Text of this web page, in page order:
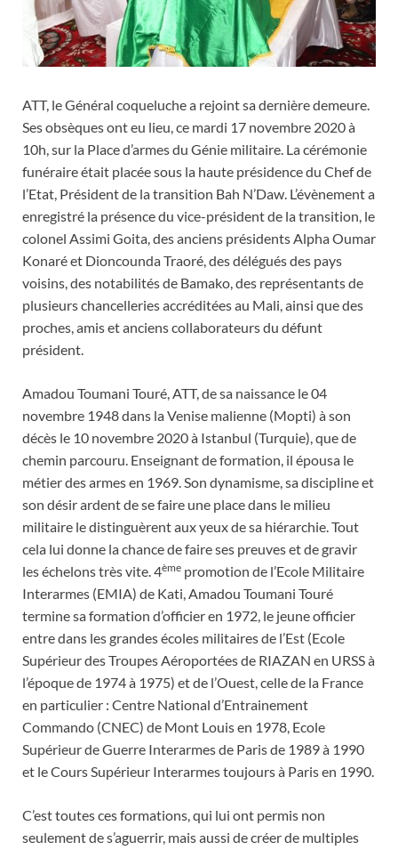
ATT, le Général coqueluche a rejoint sa dernière demeure.
Ses obsèques ont eu lieu, ce mardi 17 novembre 2020 à
10h, sur la Place d’armes du Génie militaire. La cérémonie
funéraire était placée sous la haute présidence du Chef de
l’Etat, Président de la transition Bah N’Daw. L’évènement a
enregistré la présence du vice-président de la transition, le
colonel Assimi Goita, des anciens présidents Alpha Oumar
Konaré et Dioncounda Traoré, des délégués des pays
voisins, des notabilités de Bamako, des représentants de
plusieurs chancelleries accréditées au Mali, ainsi que des
proches, amis et anciens collaborateurs du défunt
président.
Amadou Toumani Touré, ATT, de sa naissance le 04
novembre 1948 dans la Venise malienne (Mopti) à son
décès le 10 novembre 2020 à Istanbul (Turquie), que de
chemin parcouru. Enseignant de formation, il épousa le
métier des armes en 1969. Son dynamisme, sa discipline et
son désir ardent de se faire une place dans le milieu
militaire le distinguèrent aux yeux de sa hiérarchie. Tout
cela lui donne la chance de faire ses preuves et de gravir
les échelons très vite. 4ème promotion de l’Ecole Militaire
Interarmes (EMIA) de Kati, Amadou Toumani Touré
termine sa formation d’officier en 1972, le jeune officier
entre dans les grandes écoles militaires de l’Est (Ecole
Supérieur des Troupes Aéroportées de RIAZAN en URSS à
l’époque de 1974 à 1975) et de l’Ouest, celle de la France
en particulier : Centre National d’Entrainement
Commando (CNEC) de Mont Louis en 1978, Ecole
Supérieur de Guerre Interarmes de Paris de 1989 à 1990
et le Cours Supérieur Interarmes toujours à Paris en 1990.
C’est toutes ces formations, qui lui ont permis non
seulement de s’aguerrir, mais aussi de créer de multiples